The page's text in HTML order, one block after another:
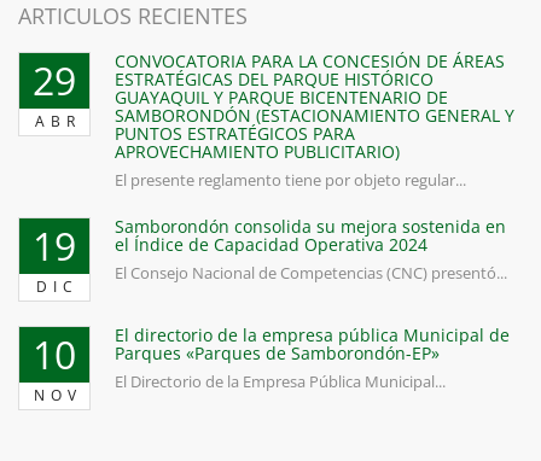
ARTICULOS RECIENTES
29
ABR
CONVOCATORIA PARA LA CONCESIÓN DE ÁREAS
ESTRATÉGICAS DEL PARQUE HISTÓRICO
GUAYAQUIL Y PARQUE BICENTENARIO DE
SAMBORONDÓN (ESTACIONAMIENTO GENERAL Y
PUNTOS ESTRATÉGICOS PARA
APROVECHAMIENTO PUBLICITARIO)
El presente reglamento tiene por objeto regular...
19
DIC
Samborondón consolida su mejora sostenida en
el Índice de Capacidad Operativa 2024
El Consejo Nacional de Competencias (CNC) presentó...
10
NOV
El directorio de la empresa pública Municipal de
Parques «Parques de Samborondón-EP»
El Directorio de la Empresa Pública Municipal...